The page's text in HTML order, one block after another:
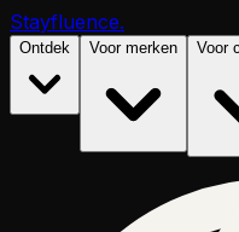
Stayfluence.
Ontdek Voor merken Voor